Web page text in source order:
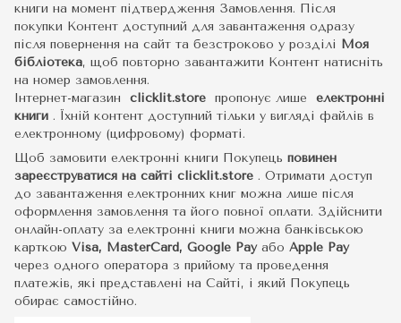
книги на момент підтвердження Замовлення. Після
покупки Контент доступний для завантаження одразу
після повернення на сайт та безстроково у розділі Моя
бібліотека, щоб повторно завантажити Контент натисніть
на номер замовлення.
Інтернет-магазин clicklit.store пропонує лише електронні
книги . Їхній контент доступний тільки у вигляді файлів в
електронному (цифровому) форматі.
Щоб замовити електронні книги Покупець повинен
зареєструватися на сайті clicklit.store . Отримати доступ
до завантаження електронних книг можна лише після
оформлення замовлення та його повної оплати. Здійснити
онлайн-оплату за електронні книги можна банківською
карткою Visa, MasterCard, Google Pay або Apple Pay
через одного оператора з прийому та проведення
платежів, які представлені на Сайті, і який Покупець
обирає самостійно.